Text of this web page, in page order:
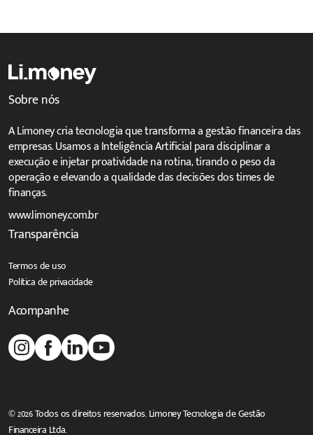
Sobre nós
A Limoney cria tecnologia que transforma a gestão financeira das
empresas. Usamos a Inteligência Artificial para disciplinar a
execução e injetar proatividade na rotina, tirando o peso da
operação e elevando a qualidade das decisões dos times de
finanças.
www.limoney.com.br
Transparência
Termos de uso
Política de privacidade
Acompanhe
© 2026 Todos os direitos reservados. Limoney Tecnologia de Gestão
Financeira Ltda.